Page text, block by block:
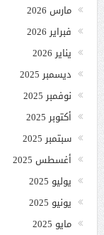
مارس 2026
فبراير 2026
يناير 2026
ديسمبر 2025
نوفمبر 2025
أكتوبر 2025
سبتمبر 2025
أغسطس 2025
يوليو 2025
يونيو 2025
مايو 2025